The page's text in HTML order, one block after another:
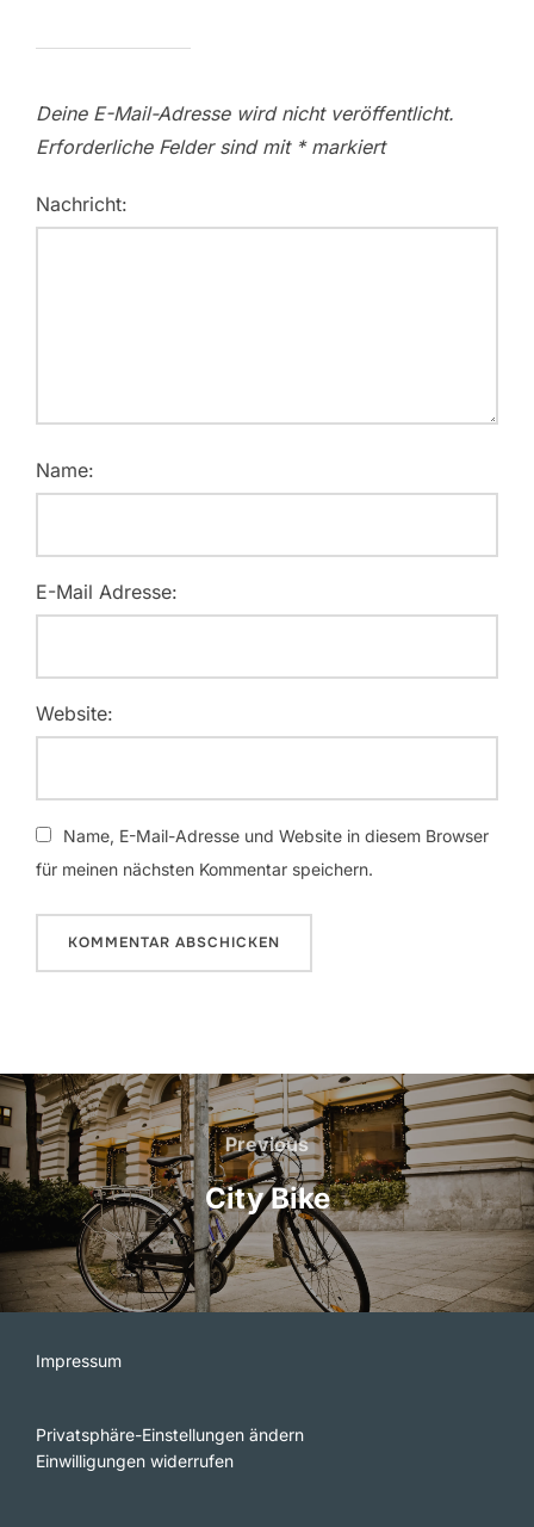
Deine E-Mail-Adresse wird nicht veröffentlicht.
Erforderliche Felder sind mit *markiert
Nachricht:
Name:
E-Mail Adresse:
Website:
Name, E-Mail-Adresse und Website in diesem Browser
für meinen nächsten Kommentar speichern.
Beitragsnavigation
Previous
Previous
City Bike
Impressum
Privatsphäre-Einstellungen ändern
Einwilligungen widerrufen